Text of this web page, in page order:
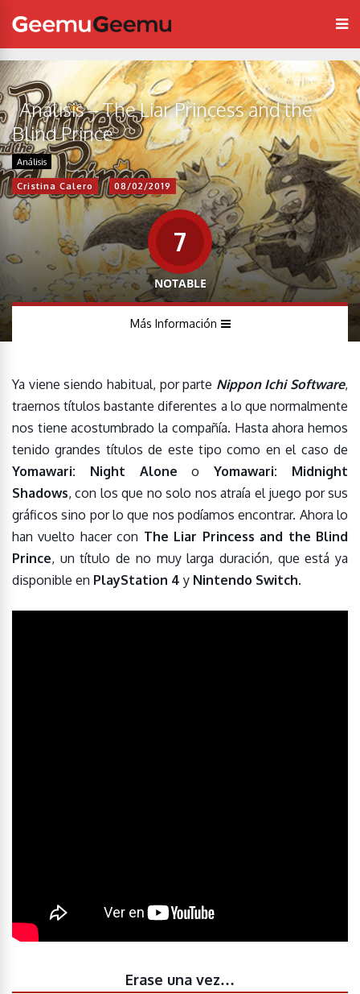
Análisis – The Liar Princess and the
Blind Prince
Análisis
Cristina Calero 08/02/2019
7
NOTABLE
Más Información
Ya viene siendo habitual, por parte Nippon Ichi Software,
traernos títulos bastante diferentes a lo que normalmente
nos tiene acostumbrado la compañía. Hasta ahora hemos
tenido grandes títulos de este tipo como en el caso de
Yomawari: Night Alone oYomawari: Midnight
Shadows, con los que no solo nos atraía el juego por sus
gráficos sino por lo que nos podíamos encontrar. Ahora lo
han vuelto hacer con The Liar Princess and the Blind
Prince, un título de no muy larga duración, que está ya
disponible en PlayStation 4 y Nintendo Switch.
Erase una vez…